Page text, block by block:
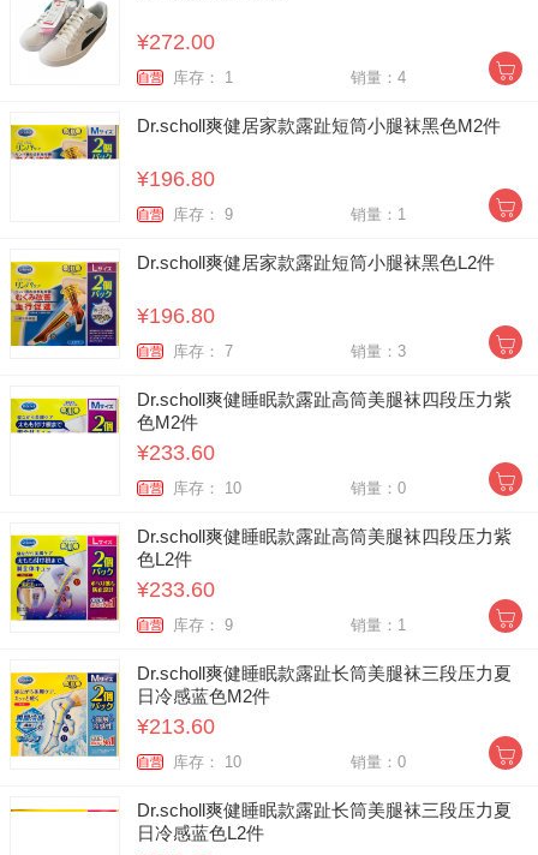
¥272.00
自营 库存： 1 销量：4
Dr.scholl爽健居家款露趾短筒小腿袜黑色M2件
¥196.80
自营 库存： 9 销量：1
Dr.scholl爽健居家款露趾短筒小腿袜黑色L2件
¥196.80
自营 库存： 7 销量：3
Dr.scholl爽健睡眠款露趾高筒美腿袜四段压力紫
色M2件
¥233.60
自营 库存： 10 销量：0
Dr.scholl爽健睡眠款露趾高筒美腿袜四段压力紫
色L2件
¥233.60
自营 库存： 9 销量：1
Dr.scholl爽健睡眠款露趾长筒美腿袜三段压力夏
日冷感蓝色M2件
¥213.60
自营 库存： 10 销量：0
Dr.scholl爽健睡眠款露趾长筒美腿袜三段压力夏
日冷感蓝色L2件